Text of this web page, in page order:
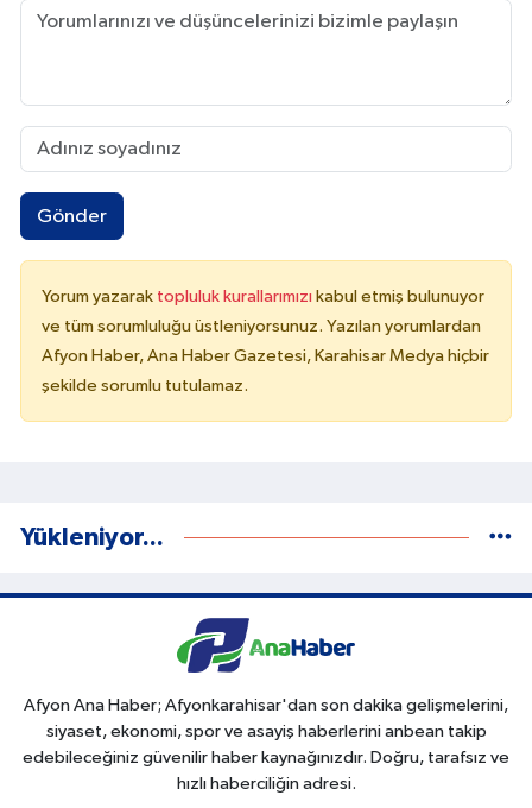
Gönder
Yorum yazarak topluluk kurallarımızı kabul etmiş bulunuyor
ve tüm sorumluluğu üstleniyorsunuz. Yazılan yorumlardan
Afyon Haber, Ana Haber Gazetesi, Karahisar Medya hiçbir
şekilde sorumlu tutulamaz.
Yükleniyor...
Afyon Ana Haber; Afyonkarahisar'dan son dakika gelişmelerini,
siyaset, ekonomi, spor ve asayiş haberlerini anbean takip
edebileceğiniz güvenilir haber kaynağınızdır. Doğru, tarafsız ve
hızlı haberciliğin adresi.